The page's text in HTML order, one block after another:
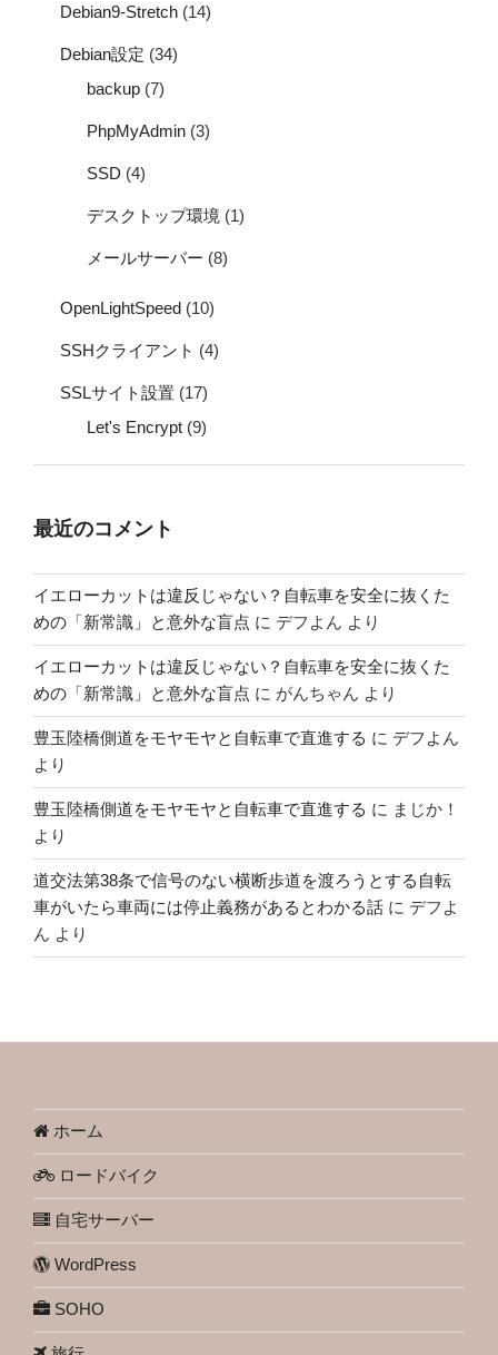
Debian9-Stretch (14)
Debian設定 (34)
backup (7)
PhpMyAdmin (3)
SSD (4)
デスクトップ環境 (1)
メールサーバー (8)
OpenLightSpeed (10)
SSHクライアント (4)
SSLサイト設置 (17)
Let's Encrypt (9)
最近のコメント
イエローカットは違反じゃない？自転車を安全に抜くた
めの「新常識」と意外な盲点 に デフよん より
イエローカットは違反じゃない？自転車を安全に抜くた
めの「新常識」と意外な盲点 に がんちゃん より
豊玉陸橋側道をモヤモヤと自転車で直進する に デフよん
より
豊玉陸橋側道をモヤモヤと自転車で直進する に まじか！
より
道交法第38条で信号のない横断歩道を渡ろうとする自転
車がいたら車両には停止義務があるとわかる話 に デフよ
ん より
ホーム
ロードバイク
自宅サーバー
WordPress
SOHO